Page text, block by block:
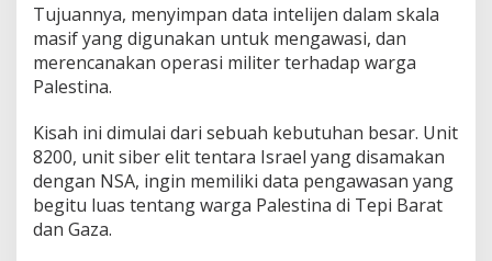
Tujuannya, menyimpan data intelijen dalam skala
masif yang digunakan untuk mengawasi, dan
merencanakan operasi militer terhadap warga
Palestina.
Kisah ini dimulai dari sebuah kebutuhan besar. Unit
8200, unit siber elit tentara Israel yang disamakan
dengan NSA, ingin memiliki data pengawasan yang
begitu luas tentang warga Palestina di Tepi Barat
dan Gaza.